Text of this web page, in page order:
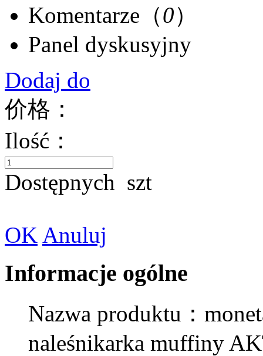
Komentarze（0）
Panel dyskusyjny
Dodaj do
价格：
Ilość：
Dostępnych szt
OK Anuluj
Informacje ogólne
Nazwa produktu：
naleśnikarka muffiny